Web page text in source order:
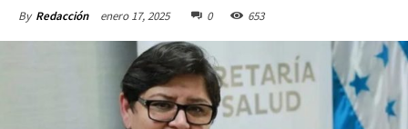
By Redacción enero 17, 2025 0 653